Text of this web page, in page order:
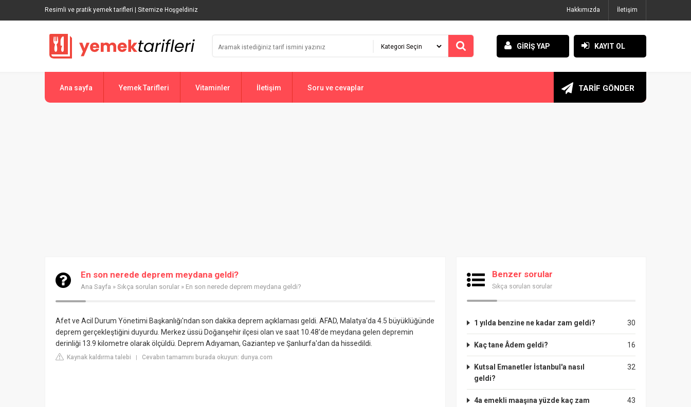
Resimli ve pratik yemek tarifleri | Sitemize Hoşgeldiniz Hakkımızda İletişim
GİRİŞ YAP KAYIT OL
Ana sayfa Yemek Tarifleri Vitaminler İletişim Soru ve cevaplar TARİF GÖNDER
En son nerede deprem meydana geldi?
Ana Sayfa » Sıkça sorulan sorular » En son nerede deprem meydana geldi?
Afet ve Acil Durum Yönetimi Başkanlığı'ndan son dakika deprem açıklaması geldi. AFAD, Malatya'da 4.5 büyüklüğünde
deprem gerçekleştiğini duyurdu. Merkez üssü Doğanşehir ilçesi olan ve saat 10.48'de meydana gelen depremin
derinliği 13.9 kilometre olarak ölçüldü. Deprem Adıyaman, Gaziantep ve Şanlıurfa'dan da hissedildi.
Kaynak kaldırma talebi | Cevabın tamamını burada okuyun: dunya.com
Benzer sorular
Sıkça sorulan sorular
30
1 yılda benzine ne kadar zam geldi?
16
Kaç tane Âdem geldi?
32
Kutsal Emanetler İstanbul'a nasıl
geldi?
43
4a emekli maaşına yüzde kaç zam